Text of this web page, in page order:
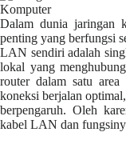
Dalam dunia jaringan
penting yang berfungsi
LAN sendiri adalah
lokal yang
router dalam satu
koneksi berjalan
berpengaruh. Oleh
kabel LAN dan